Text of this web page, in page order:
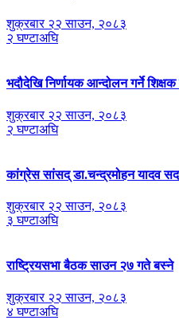
शुक्रबार २२ साउन, २०८३
२ घण्टाअघि
भदौदेखि निर्णायक आन्दोलन गर्ने
शुक्रबार २२ साउन, २०८३
२ घण्टाअघि
कांग्रेस सांसद् डा‍‍.चन्द्रमोहन यादव
शुक्रबार २२ साउन, २०८३
३ घण्टाअघि
राष्ट्रियसभा बैठक साउन २७ गते बस्ने
शुक्रबार २२ साउन, २०८३
४ घण्टाअघि